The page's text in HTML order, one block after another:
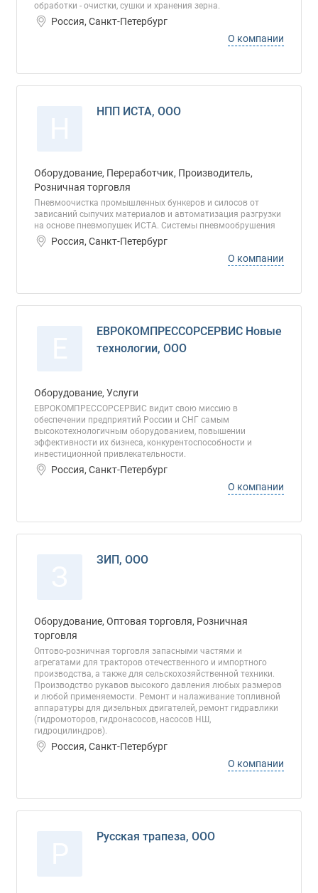
обработки - очистки, сушки и хранения зерна.
Россия, Санкт-Петербург
О компании
НПП ИСТА, ООО
Оборудование, Переработчик, Производитель,
Розничная торговля
Пневмоочистка промышленных бункеров и силосов от
зависаний сыпучих материалов и автоматизация разгрузки
на основе пневмопушек ИСТА. Системы пневмообрушения
Россия, Санкт-Петербург
О компании
ЕВРОКОМПРЕССОРСЕРВИС Новые
технологии, ООО
Оборудование, Услуги
ЕВРОКОМПРЕССОРСЕРВИС видит свою миссию в
обеспечении предприятий России и СНГ самым
высокотехнологичным оборудованием, повышении
эффективности их бизнеса, конкурентоспособности и
инвестиционной привлекательности.
Россия, Санкт-Петербург
О компании
ЗИП, ООО
Оборудование, Оптовая торговля, Розничная
торговля
Оптово-розничная торговля запасными частями и
агрегатами для тракторов отечественного и импортного
производства, а также для сельскохозяйственной техники.
Производство рукавов высокого давления любых размеров
и любой применяемости. Ремонт и налаживание топливной
аппаратуры для дизельных двигателей, ремонт гидравлики
(гидромоторов, гидронасосов, насосов НШ,
гидроцилиндров).
Россия, Санкт-Петербург
О компании
Русская трапеза, ООО